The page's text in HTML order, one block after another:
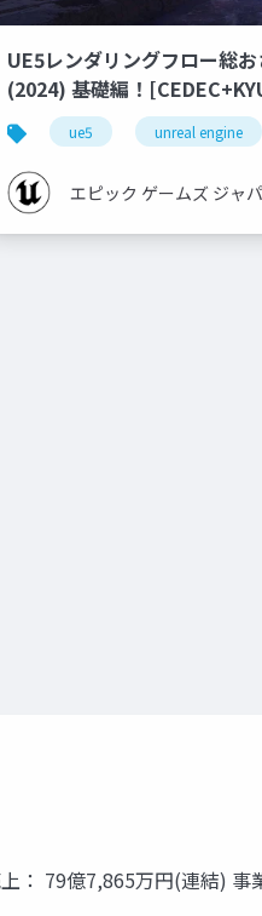
UE5レンダリングフロー総
(2024) 基礎編！[CEDEC+KYUSHU
2024] ue5 unreal engine
エピック ゲームズ ジャ
79億7,865万円(連結)